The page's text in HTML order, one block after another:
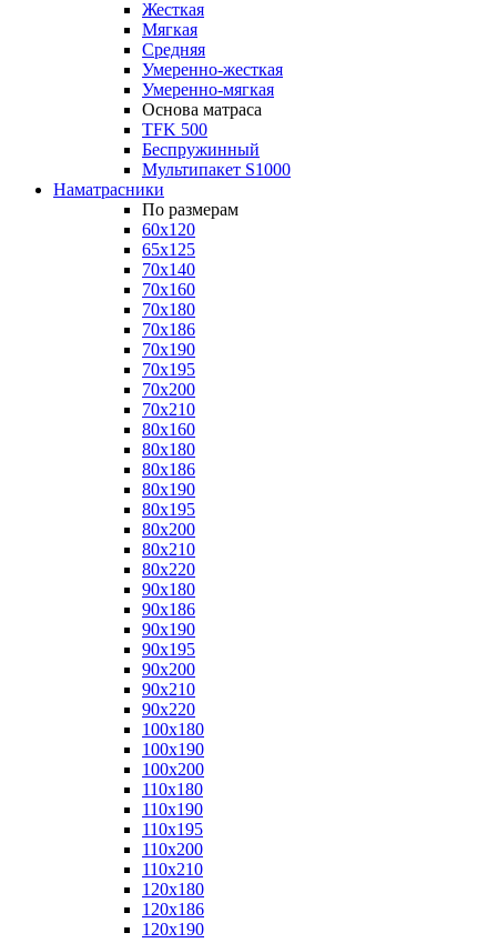
Жесткая
Мягкая
Средняя
Умеренно-жесткая
Умеренно-мягкая
Основа матраса
TFK 500
Беспружинный
Мультипакет S1000
Наматрасники
По размерам
60x120
65x125
70x140
70x160
70x180
70x186
70x190
70x195
70x200
70x210
80x160
80x180
80x186
80x190
80x195
80x200
80x210
80x220
90x180
90x186
90x190
90x195
90x200
90x210
90x220
100x180
100x190
100x200
110x180
110x190
110x195
110x200
110x210
120x180
120x186
120x190